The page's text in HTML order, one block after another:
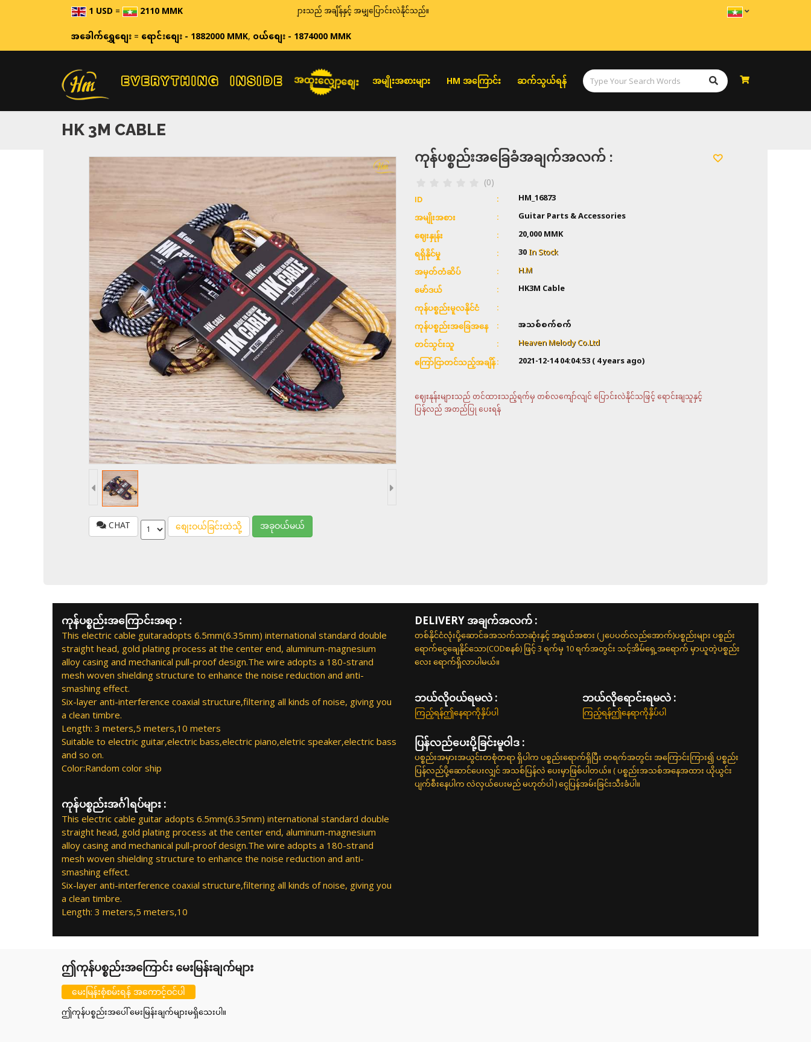
1 USD= 2110 MMK ဈေးနှုန်းများသည် အချိန်နှင့် အမျှပြောင်းလဲနိုင်သည်။
အခေါက်ရွှေစျေး=ရောင်းစျေး - 1882000 MMK,ဝယ်စျေး - 1874000 MMK
အထူးလျှော့စျေး အမျိုးအစားများ HM အကြောင်း ဆက်သွယ်ရန်
HK 3M CABLE
ကုန်ပစ္စည်းအခြေခံအချက်အလက် :
(0)
ID HM_16873
အမျိုးအစား Guitar Parts & Accessories
ဈေးနှုန်း 20,000MMK
ရရှိနိုင်မှု 30In Stock
အမှတ်တံဆိပ် H.M
မော်ဒယ် HK3M Cable
ကုန်ပစ္စည်းမူလနိုင်ငံ
ကုန်ပစ္စည်းအခြေအနေ
အသစ်စက်စက်
တင်သွင်းသူ Heaven Melody Co.Ltd
ကြော်ငြာတင်သည့်အချိန် 2021-12-14 04:04:53( 4 years ago)
ဈေးနုန်းများသည် တင်ထားသည့်ရက်မှ တစ်လကျော်လျင် ပြောင်းလဲနိုင်သဖြင့် ရောင်းချသူနှင့်
ပြန်လည် အတည်ပြု ပေးရန်
CHAT စျေးဝယ်ခြင်းထဲသို့ အခုဝယ်မယ်
ကုန်ပစ္စည်းအကြောင်းအရာ :
This electric cable guitaradopts 6.5mm(6.35mm) international standard double
straight head, gold plating process at the center end, aluminum-magnesium
alloy casing and mechanical pull-proof design.The wire adopts a 180-strand
mesh woven shielding structure to enhance the noise reduction and anti-
smashing effect.
Six-layer anti-interference coaxial structure,filtering all kinds of noise, giving you
a clean timbre.
Length: 3 meters,5 meters,10 meters
Suitable to electric guitar,electric bass,electric piano,eletric speaker,electric bass
and so on.
Color:Random color ship
ကုန်ပစ္စည်းအင်္ဂါရပ်များ :
This electric cable guitar adopts 6.5mm(6.35mm) international standard double
straight head, gold plating process at the center end, aluminum-magnesium
alloy casing and mechanical pull-proof design.The wire adopts a 180-strand
mesh woven shielding structure to enhance the noise reduction and anti-
smashing effect.
Six-layer anti-interference coaxial structure,filtering all kinds of noise, giving you
a clean timbre.
Length: 3 meters,5 meters,10
DELIVERY အချက်အလက် :
တစ်နိုင်ငံလုံးပို့ဆောင်ခအသက်သာဆုံးနှင့် အရွယ်အစား (၂ပေပတ်လည်အောက်)ပစ္စည်းများ ပစ္စည်း
ရောက်ငွေချေနိုင်သော(CODစနစ်) ဖြင့် 3 ရက်မှ 10 ရက်အတွင်း သင့်အိမ်ရှေ့အရောက် မှာယူတဲ့ပစ္စည်း
လေး ရောက်ရှိလာပါမယ်။
ဘယ်လို၀ယ်ရမလဲ :
ကြည့်ရန်ဤနေရာကိုနှိပ်ပါ
ဘယ်လိုရောင်းရမလဲ :
ကြည့်ရန်ဤနေရာကိုနှိပ်ပါ
ပြန်လည်ပေးပို့ခြင်းမူဝါဒ :
ပစ္စည်းအမှားအယွင်းတစုံတရာ ရှိပါက ပစ္စည်းရောက်ရှိပြီး တရက်အတွင်း အကြောင်းကြား၍ ပစ္စည်း
ပြန်လည်ပို့ဆောင်ပေးလျှင် အသစ်ပြန်လဲ ပေးမှာဖြစ်ပါတယ်။ ( ပစ္စည်းအသစ်အနေအထား ယိုယွင်း
ပျက်စီးနေပါက လဲလှယ်ပေးမည် မဟုတ်ပါ ) ငွေပြန်အမ်းခြင်းသီးခံပါ။
ဤကုန်ပစ္စည်းအကြောင်း မေးမြန်းချက်များ
မေးမြန်းစုံစမ်းရန် အကောင့်ဝင်ပါ
ဤကုန်ပစ္စည်းအပေါ် မေးမြန်းချက်များမရှိသေးပါ။